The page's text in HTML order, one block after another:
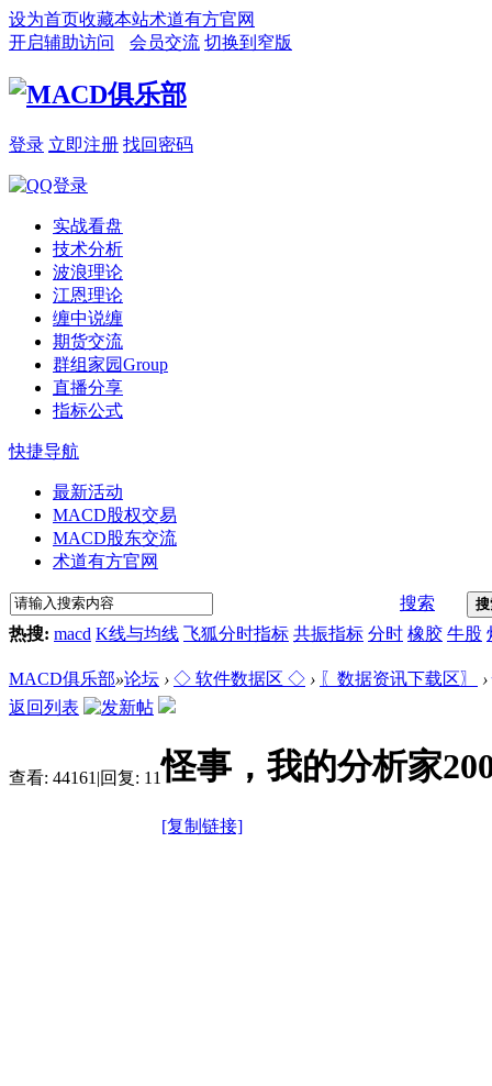
设为首页收藏本站术道有方官网
开启辅助访问
会员交流 切换到窄版
登录 立即注册 找回密码
实战看盘
技术分析
波浪理论
江恩理论
缠中说缠
期货交流
群组家园Group
直播分享
指标公式
快捷导航
最新活动
MACD股权交易
MACD股东交流
术道有方官网
搜索
热搜: macd K线与均线 飞狐分时指标 共振指标 分时 橡胶 牛股
MACD俱乐部»论坛 › ◇ 软件数据区 ◇ › 〖数据资讯下载区〗
›
返回列表
查看: 44161 |回复: 11怪事，我的分析家
[复制链接]